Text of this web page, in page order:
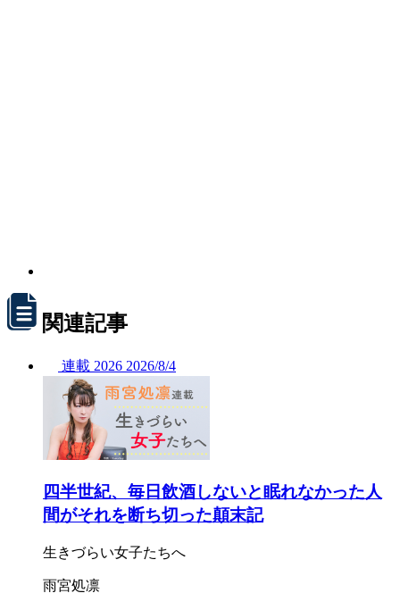
関連記事
連載 2026 2026/8/4
四半世紀、毎日飲酒しないと眠れなかった人
間がそれを断ち切った顛末記
生きづらい女子たちへ
雨宮処凛